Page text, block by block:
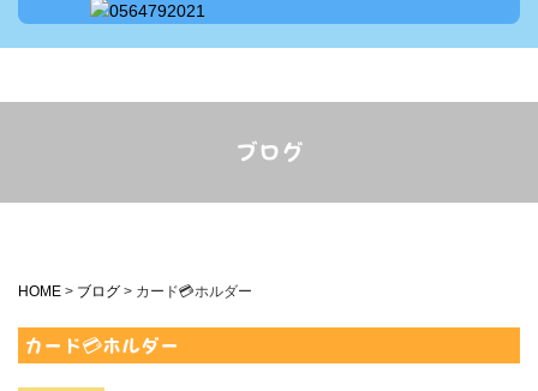
ブログ
HOME > ブログ > カード💳ホルダー
カード💳ホルダー